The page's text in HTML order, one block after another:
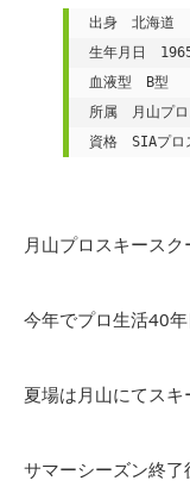
出身　北海道
生年月日　
血液型　B型
所属　月山プ
月山プロスキースク
今年でプロ生活40年
夏場は月山にてスキ
サマーシーズン終